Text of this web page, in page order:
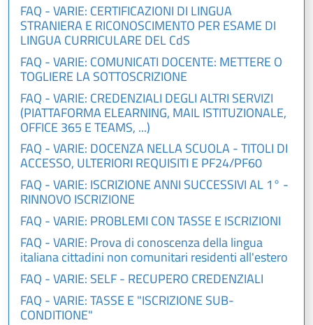
FAQ - VARIE: CERTIFICAZIONI DI LINGUA
STRANIERA E RICONOSCIMENTO PER ESAME DI
LINGUA CURRICULARE DEL CdS
FAQ - VARIE: COMUNICATI DOCENTE: METTERE O
TOGLIERE LA SOTTOSCRIZIONE
FAQ - VARIE: CREDENZIALI DEGLI ALTRI SERVIZI
(PIATTAFORMA ELEARNING, MAIL ISTITUZIONALE,
OFFICE 365 E TEAMS, ...)
FAQ - VARIE: DOCENZA NELLA SCUOLA - TITOLI DI
ACCESSO, ULTERIORI REQUISITI E PF24/PF60
FAQ - VARIE: ISCRIZIONE ANNI SUCCESSIVI AL 1° -
RINNOVO ISCRIZIONE
FAQ - VARIE: PROBLEMI CON TASSE E ISCRIZIONI
FAQ - VARIE: Prova di conoscenza della lingua
italiana cittadini non comunitari residenti all'estero
FAQ - VARIE: SELF - RECUPERO CREDENZIALI
FAQ - VARIE: TASSE E "ISCRIZIONE SUB-
CONDITIONE"